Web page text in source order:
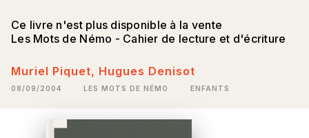
Ce livre n'est plus disponible à la vente
Les Mots de Némo - Cahier de lecture et d'écriture
Muriel Piquet, Hugues Denisot
08/09/2004 LES MOTS DE NÉMO ENFANTS